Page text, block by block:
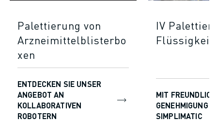
Palettierung von
Arzneimittelblisterbo
xen
ENTDECKEN SIE UNSER
ANGEBOT AN
KOLLABORATIVEN
ROBOTERN
IV
MIT
GENEHMIGUNG
SIMPLIMATIC